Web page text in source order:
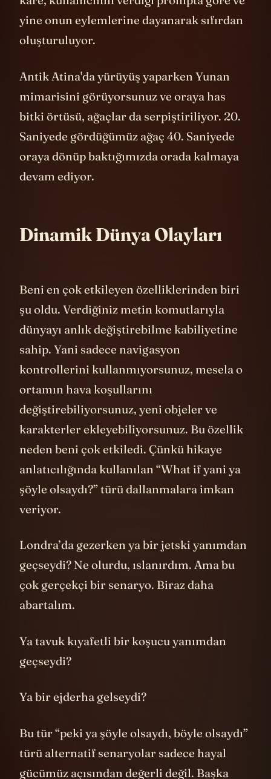
kare, kullanıcının verdiği prompta göre ve
yine onun eylemlerine dayanarak sıfırdan
Antik Atina'da yürüyüş yaparken Yunan
mimarisini görüyorsunuz ve oraya has
bitki örtüsü, ağaçlar da serpiştiriliyor. 20.
Saniyede gördüğümüz ağaç 40. Saniyede
oraya dönüp baktığımızda orada kalmaya
Dinamik Dünya Olayları
Beni en çok etkileyen özelliklerinden biri
şu oldu. Verdiğiniz metin komutlarıyla
dünyayı anlık değiştirebilme kabiliyetine
sahip. Yani sadece navigasyon
kontrollerini kullanmıyorsunuz, mesela o
ortamın hava koşullarını
değiştirebiliyorsunuz, yeni objeler ve
karakterler ekleyebiliyorsunuz. Bu özellik
neden beni çok etkiledi. Çünkü hikaye
anlatıcılığında kullanılan “What if yani ya
şöyle olsaydı?” türü dallanmalara imkan
Londra’da gezerken ya bir jetski yanımdan
geçseydi? Ne olurdu, ıslanırdım. Ama bu
çok gerçekçi bir senaryo. Biraz daha
Ya tavuk kıyafetli bir koşucu yanımdan
Bu tür “peki ya şöyle olsaydı, böyle olsaydı”
türü alternatif senaryolar sadece hayal